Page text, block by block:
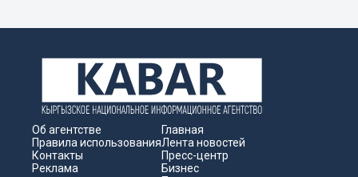
Об агентстве
Правила использования
Контакты
Реклама
Главная
Лента новостей
Пресс-центр
Бизнес